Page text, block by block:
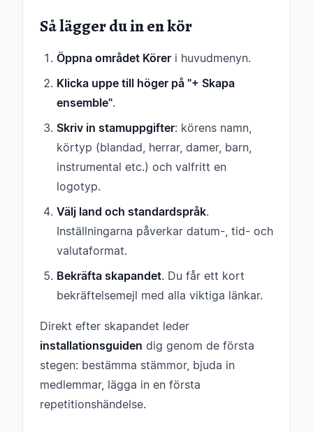
Så lägger du in en kör
Öppna området Körer i huvudmenyn.
Klicka uppe till höger på "+ Skapa
ensemble".
Skriv in stamuppgifter: körens namn,
körtyp (blandad, herrar, damer, barn,
instrumental etc.) och valfritt en
logotyp.
Välj land och standardspråk.
Inställningarna påverkar datum-, tid- och
valutaformat.
Bekräfta skapandet. Du får ett kort
bekräftelsemejl med alla viktiga länkar.
Direkt efter skapandet leder
installationsguiden dig genom de första
stegen: bestämma stämmor, bjuda in
medlemmar, lägga in en första
repetitionshändelse.